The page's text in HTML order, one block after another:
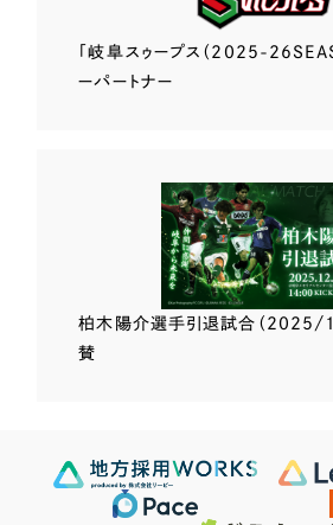
「岐阜スゥープス （2025-
ーパートナー
柏木陽介選手引退試合（2025/
賛